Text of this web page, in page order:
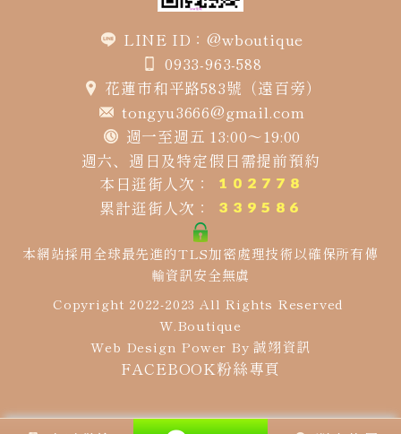
LINE ID：@wboutique
0933-963-588
花蓮市和平路583號（遠百旁）
tongyu3666@gmail.com
週一至週五 13:00～19:00
週六、週日及特定假日需提前預約
本日逛街人次：
累計逛街人次：
本網站採用全球最先進的TLS加密處理技術以確保所有傳
輸資訊安全無虞
Copyright 2022-2023 All Rights Reserved
W.Boutique
Web Design Power By誠翊資訊
FACEBOOK粉絲專頁